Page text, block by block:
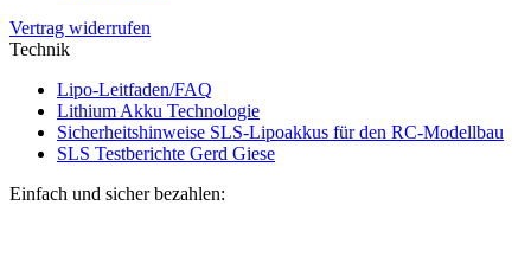
Vertrag widerrufen
Technik
Lipo-Leitfaden/FAQ
Lithium Akku Technologie
Sicherheitshinweise SLS-Lipoakkus für den RC-Modellbau
SLS Testberichte Gerd Giese
Einfach und sicher bezahlen: